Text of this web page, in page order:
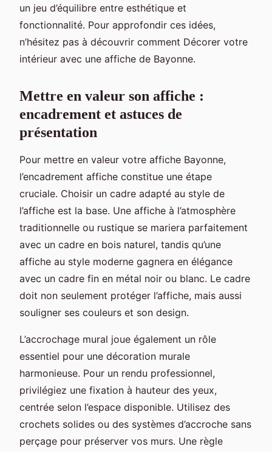
un jeu d’équilibre entre esthétique et
fonctionnalité. Pour approfondir ces idées,
n’hésitez pas à découvrir comment Décorer votre
intérieur avec une affiche de Bayonne.
Mettre en valeur son affiche :
encadrement et astuces de
présentation
Pour mettre en valeur votre affiche Bayonne,
l’encadrement affiche constitue une étape
cruciale. Choisir un cadre adapté au style de
l’affiche est la base. Une affiche à l’atmosphère
traditionnelle ou rustique se mariera parfaitement
avec un cadre en bois naturel, tandis qu’une
affiche au style moderne gagnera en élégance
avec un cadre fin en métal noir ou blanc. Le cadre
doit non seulement protéger l’affiche, mais aussi
souligner ses couleurs et son design.
L’accrochage mural joue également un rôle
essentiel pour une décoration murale
harmonieuse. Pour un rendu professionnel,
privilégiez une fixation à hauteur des yeux,
centrée selon l’espace disponible. Utilisez des
crochets solides ou des systèmes d’accroche sans
perçage pour préserver vos murs. Une règle